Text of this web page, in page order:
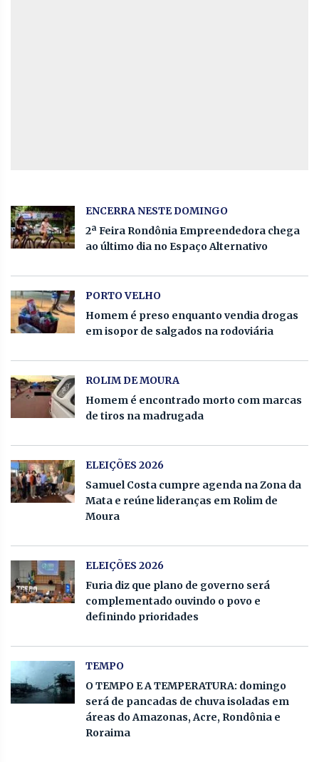
ENCERRA NESTE DOMINGO
2ª Feira Rondônia Empreendedora chega
ao último dia no Espaço Alternativo
PORTO VELHO
Homem é preso enquanto vendia drogas
em isopor de salgados na rodoviária
ROLIM DE MOURA
Homem é encontrado morto com marcas
de tiros na madrugada
ELEIÇÕES 2026
Samuel Costa cumpre agenda na Zona da
Mata e reúne lideranças em Rolim de
Moura
ELEIÇÕES 2026
Furia diz que plano de governo será
complementado ouvindo o povo e
definindo prioridades
TEMPO
O TEMPO E A TEMPERATURA: domingo
será de pancadas de chuva isoladas em
áreas do Amazonas, Acre, Rondônia e
Roraima